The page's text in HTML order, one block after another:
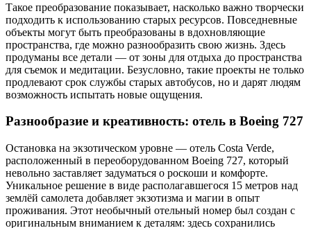
Такое преобразование показывает, насколько важно творчески
подходить к использованию старых ресурсов. Повседневные
объекты могут быть преобразованы в вдохновляющие
пространства, где можно разнообразить свою жизнь. Здесь
продуманы все детали — от зоны для отдыха до пространства
для съемок и медитации. Безусловно, такие проекты не только
продлевают срок службы старых автобусов, но и дарят людям
возможность испытать новые ощущения.
Разнообразие и креативность: отель в Boeing 727
Остановка на экзотическом уровне — отель Costa Verde,
расположенный в переоборудованном Boeing 727, который
невольно заставляет задуматься о роскоши и комфорте.
Уникальное решение в виде располагавшегося 15 метров над
землёй самолета добавляет экзотизма и магии в опыт
проживания. Этот необычный отельный номер был создан с
оригинальным вниманием к деталям: здесь сохранились